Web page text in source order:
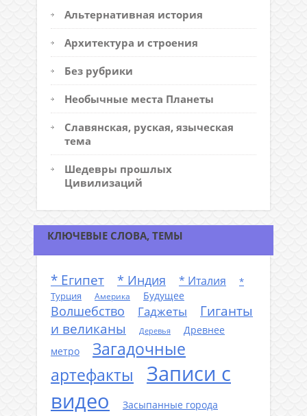
Альтернативная история
Архитектура и строения
Без рубрики
Необычные места Планеты
Славянская, руская, языческая
тема
Шедевры прошлых
Цивилизаций
КЛЮЧЕВЫЕ СЛОВА, ТЕМЫ
* Египет * Индия * Италия
*
Турция
Америка Будущее
Волшебство Гаджеты
Гиганты
и великаны
Деревья
Древнее
метро
Загадочные
артефакты
Записи с
видео
Засыпанные города